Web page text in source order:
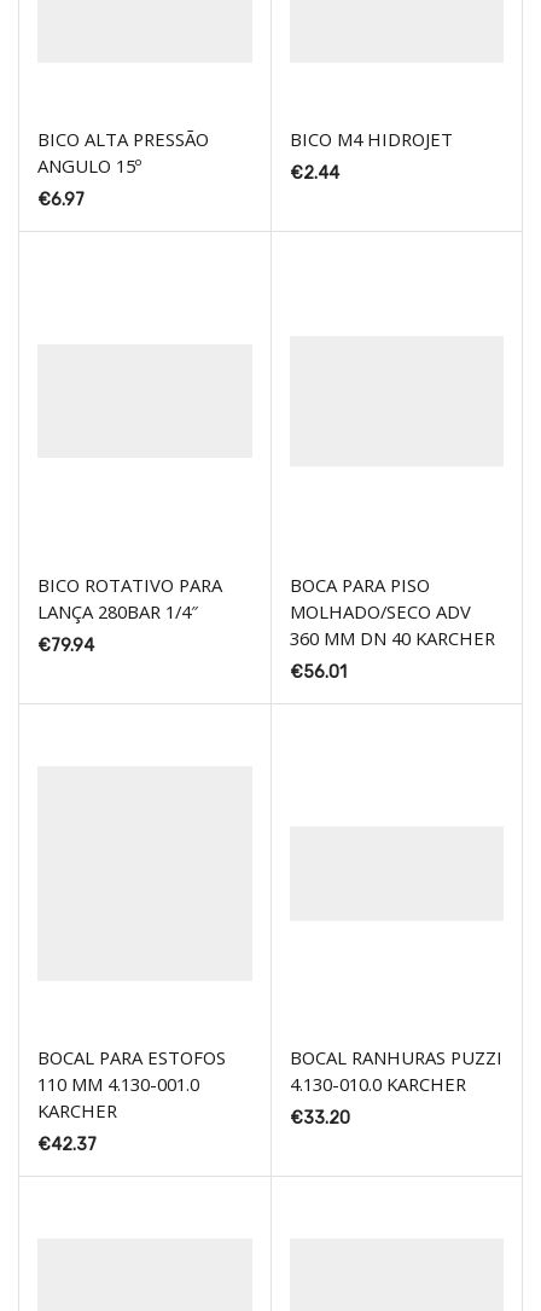
BICO ALTA PRESSÃO
ANGULO 15º
€6.97
BICO M4 HIDROJET
€2.44
BICO ROTATIVO PARA
LANÇA 280BAR 1/4″
€79.94
BOCA PARA PISO
MOLHADO/SECO ADV
360 MM DN 40 KARCHER
€56.01
BOCAL PARA ESTOFOS
110 MM 4.130-001.0
KARCHER
€42.37
BOCAL RANHURAS PUZZI
4.130-010.0 KARCHER
€33.20